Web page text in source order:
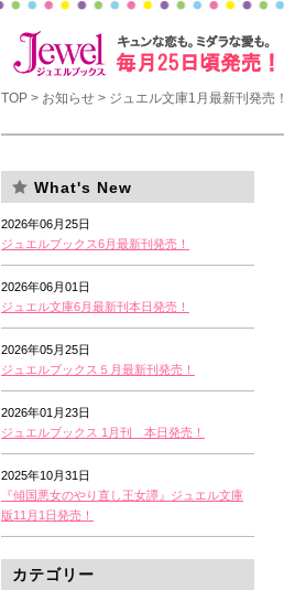
TOP > お知らせ > ジュエル文庫1月最新刊発売！
What's New
2026年06月25日
ジュエルブックス6月最新刊発売！
2026年06月01日
ジュエル文庫6月最新刊本日発売！
2026年05月25日
ジュエルブックス５月最新刊発売！
2026年01月23日
ジュエルブックス 1月刊 本日発売！
2025年10月31日
『傾国悪女のやり直し王女譚』ジュエル文庫
版11月1日発売！
カテゴリー